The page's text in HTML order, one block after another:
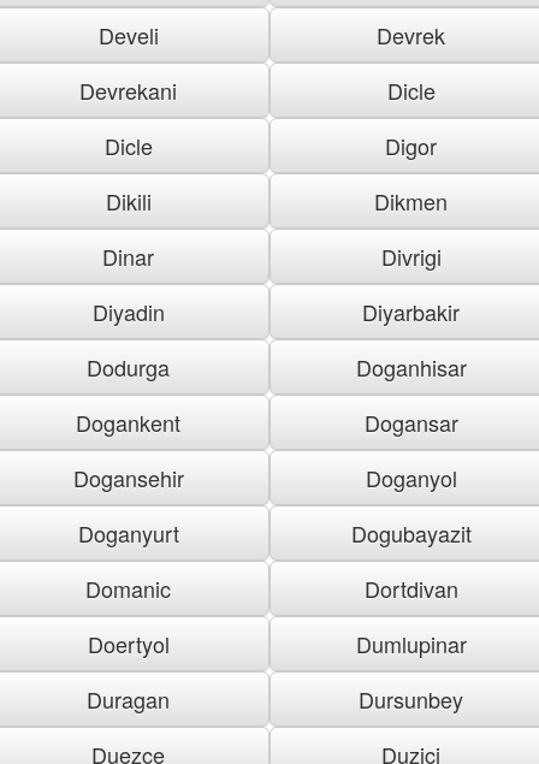
Develi
Devrek
Devrekani
Dicle
Dicle
Digor
Dikili
Dikmen
Dinar
Divrigi
Diyadin
Diyarbakir
Dodurga
Doganhisar
Dogankent
Dogansar
Dogansehir
Doganyol
Doganyurt
Dogubayazit
Domanic
Dortdivan
Doertyol
Dumlupinar
Duragan
Dursunbey
Duezce
Duzici